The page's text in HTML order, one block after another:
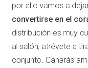
por ello vamos a
convertirse en el
distribución es muy
al salón, atrévete a
conjunto. Ganarás